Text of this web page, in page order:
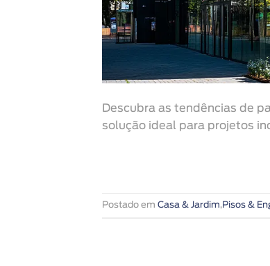
Descubra as tendências de
solução ideal para projetos
Postado em Casa & Jardim,Pisos &